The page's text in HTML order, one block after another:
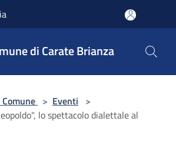
di Carate Brianza
> Eventi >
lo spettacolo dialettale al